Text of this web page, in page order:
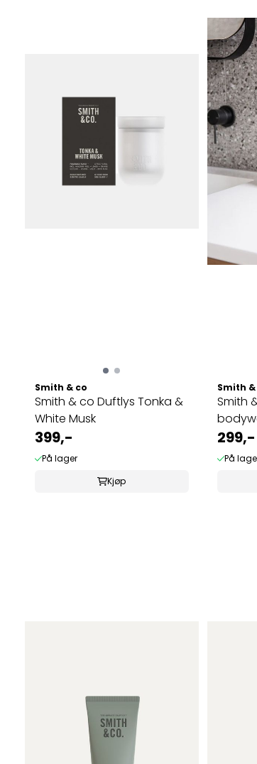
Smith & co
Smith & co Duftlys Tonka &
White Musk
399,-
På lager
Kjøp
Smith
Smith
299,-
På